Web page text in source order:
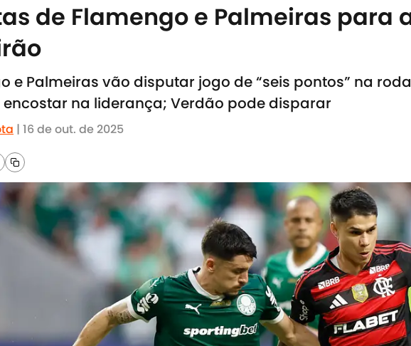
de Flamengo e Palmeiras para
e Palmeiras vão disputar jogo de “seis pontos” na
encostar na liderança; Verdão pode disparar
| 16 de out. de 2025